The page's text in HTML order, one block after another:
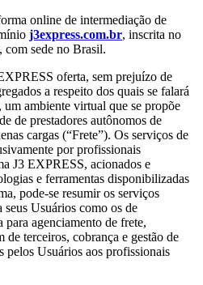
online de intermediação de
j3express.com.br, inscrita no
, com sede no Brasil.
oferta, sem prejuízo de
a respeito dos quais se falará
um ambiente virtual que se propõe
de prestadores autônomos de
cargas (“Frete”). Os serviços de
por profissionais
J3 EXPRESS, acionados e
e ferramentas disponibilizadas
pode-se resumir os serviços
Usuários como os de
agenciamento de frete,
de terceiros, cobrança e gestão de
pelos Usuários aos profissionais